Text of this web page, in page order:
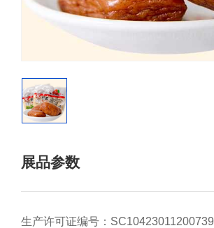
展品参数
生产许可证编号：SC10423011200739